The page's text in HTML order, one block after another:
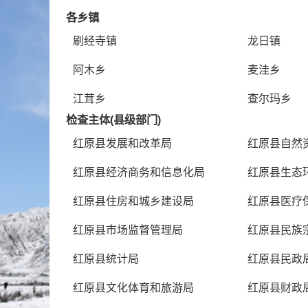
各乡镇
刷经寺镇 龙日镇
阿木乡 麦洼乡
江茸乡 查尔玛乡
检查主体(县级部门)
红原县发展和改革局 红原县自然
红原县经济商务和信息化局 红原县生态
红原县住房和城乡建设局 红原县医疗
红原县市场监督管理局 红原县民族
红原县统计局 红原县民政
红原县文化体育和旅游局 红原县财政